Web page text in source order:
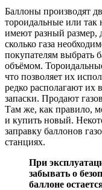
Баллоны производят
тороидальные или
имеют разный размер,
сколько газа
покупателям выбрать
объёмом.
что позволяет их
редко располагают их
запаски. Продают
Там же, как правило,
и купить новый.
заправку баллонов
станциях.
При
забывать о
баллоне